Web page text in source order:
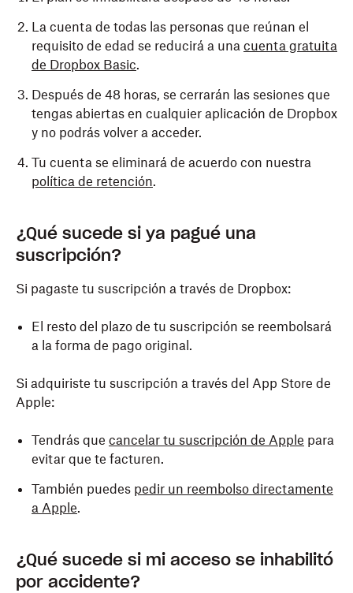
La cuenta de todas las personas que reúnan el
requisito de edad se reducirá a una cuenta gratuita
de Dropbox Basic.
Después de 48 horas, se cerrarán las sesiones que
tengas abiertas en cualquier aplicación de Dropbox
y no podrás volver a acceder.
Tu cuenta se eliminará de acuerdo con nuestra
política de retención.
¿Qué sucede si ya pagué una
suscripción?
Si pagaste tu suscripción a través de Dropbox:
El resto del plazo de tu suscripción se reembolsará
a la forma de pago original.
Si adquiriste tu suscripción a través del App Store de
Apple:
Tendrás que cancelar tu suscripción de Apple para
evitar que te facturen.
También puedes pedir un reembolso directamente
a Apple.
¿Qué sucede si mi acceso se inhabilitó
por accidente?